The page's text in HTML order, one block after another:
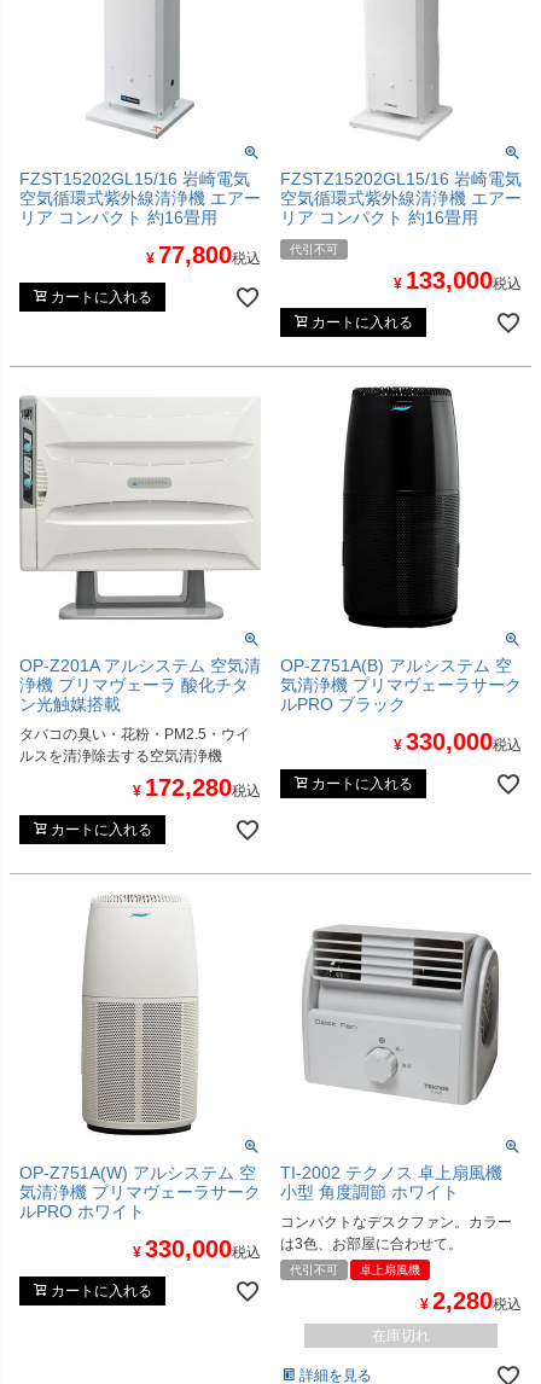
FZST15202GL15/16 岩崎電気
空気循環式紫外線清浄機 エアー
リア コンパクト 約16畳用
¥ 77,800税込
カートに入れる
FZSTZ15202GL15/16 岩崎電気
空気循環式紫外線清浄機 エアー
リア コンパクト 約16畳用
代引不可
¥ 133,000税込
カートに入れる
OP-Z201A アルシステム 空気清
浄機 プリマヴェーラ 酸化チタ
ン光触媒搭載
タバコの臭い・花粉・PM2.5・ウイ
ルスを清浄除去する空気清浄機
¥ 172,280税込
カートに入れる
OP-Z751A(B) アルシステム 空
気清浄機 プリマヴェーラサーク
ルPRO ブラック
¥ 330,000税込
カートに入れる
OP-Z751A(W) アルシステム 空
気清浄機 プリマヴェーラサーク
ルPRO ホワイト
¥ 330,000税込
カートに入れる
TI-2002 テクノス 卓上扇風機
小型 角度調節 ホワイト
コンパクトなデスクファン。カラー
は3色、お部屋に合わせて。
代引不可 卓上扇風機
¥ 2,280税込
在庫切れ
詳細を見る